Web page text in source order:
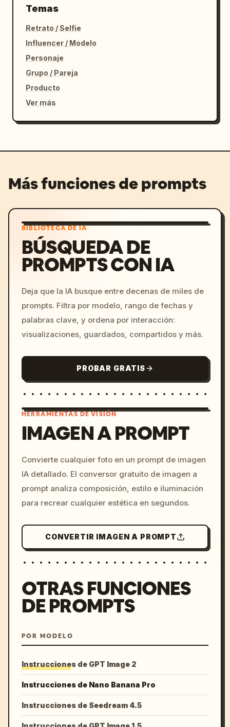
Temas
Retrato / Selfie
Influencer / Modelo
Personaje
Grupo / Pareja
Producto
Ver más
Más funciones de prompts
BIBLIOTECA DE IA
BÚSQUEDA DE
PROMPTS CON IA
Deja que la IA busque entre decenas de miles de
prompts. Filtra por modelo, rango de fechas y
palabras clave, y ordena por interacción:
visualizaciones, guardados, compartidos y más.
PROBAR GRATIS
c, cyberpunk sunset, neon
colors, 8k --v 6.0
HERRAMIENTAS DE VISIÓN
IMAGEN A PROMPT
Convierte cualquier foto en un prompt de imagen
IA detallado. El conversor gratuito de imagen a
prompt analiza composición, estilo e iluminación
para recrear cualquier estética en segundos.
CONVERTIR IMAGEN A PROMPT
OTRAS FUNCIONES
DE PROMPTS
POR MODELO
Instrucciones de GPT Image 2
Instrucciones de Nano Banana Pro
Instrucciones de Seedream 4.5